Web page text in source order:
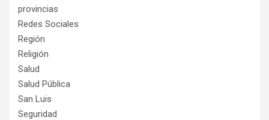
provincias
Redes Sociales
Región
Religión
Salud
Salud Pública
San Luis
Seguridad